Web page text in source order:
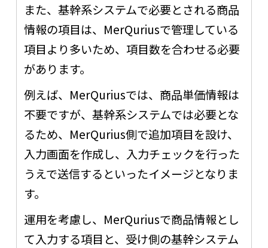
また、基幹系システムで必要とされる商品
情報の項目は、MerQuriusで管理している
項目より多いため、項目数を合わせる必要
があります。
例えば、MerQuriusでは、商品単価情報は
不要ですが、基幹系システムでは必要とな
るため、MerQurius側で追加項目を設け、
入力画面を作成し、入力チェックを行った
うえで送信するといったイメージとなりま
す。
運用を考慮し、MerQuriusで商品情報とし
て入力する項目と、受け側の基幹システム